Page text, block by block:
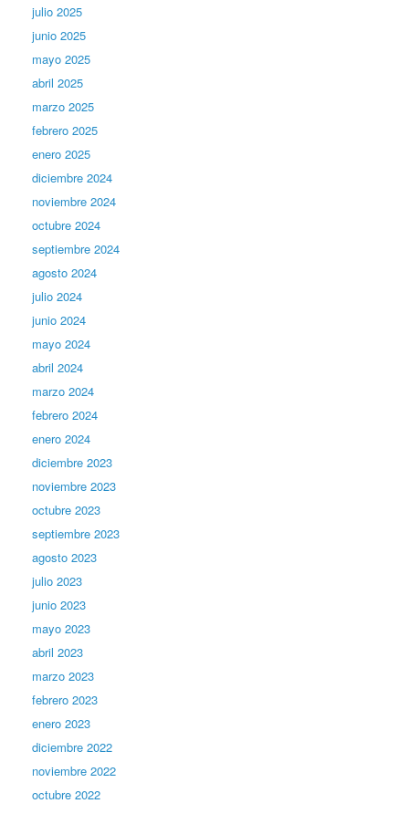
julio 2025
junio 2025
mayo 2025
abril 2025
marzo 2025
febrero 2025
enero 2025
diciembre 2024
noviembre 2024
octubre 2024
septiembre 2024
agosto 2024
julio 2024
junio 2024
mayo 2024
abril 2024
marzo 2024
febrero 2024
enero 2024
diciembre 2023
noviembre 2023
octubre 2023
septiembre 2023
agosto 2023
julio 2023
junio 2023
mayo 2023
abril 2023
marzo 2023
febrero 2023
enero 2023
diciembre 2022
noviembre 2022
octubre 2022